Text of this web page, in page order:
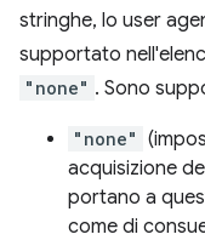
stringhe, lo user
supportato
"none" . Sono
"none"
acquisizione
portano a
come di